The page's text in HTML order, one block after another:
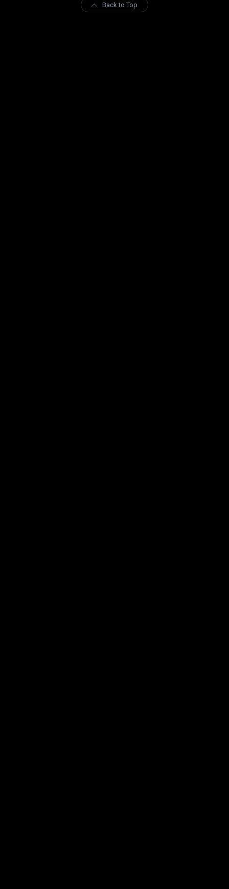
Back to Top